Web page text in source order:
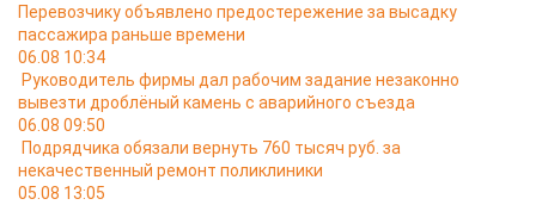
Перевозчику объявлено предостережение за высадку
пассажира раньше времени
06.08 10:34
Руководитель фирмы дал рабочим задание незаконно
вывезти дроблёный камень с аварийного съезда
06.08 09:50
Подрядчика обязали вернуть 760 тысяч руб. за
некачественный ремонт поликлиники
05.08 13:05